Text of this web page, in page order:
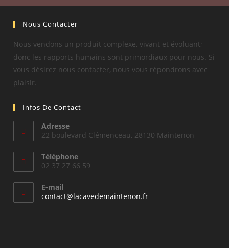
Nous Contacter
Nous vendons un produit complexe, vivant et évoluant;
donc les rapports humains sont primordiaux pour nous. Si
vous désirez nous contacter, nous vous répondrons avec
plaisir.
Infos De Contact
Adresse
22 boulevard Clémenceau, 28130 Maintenon
Téléphone
02 37 27 66 59
E-mail
contact@lacavedemaintenon.frS’ouvre